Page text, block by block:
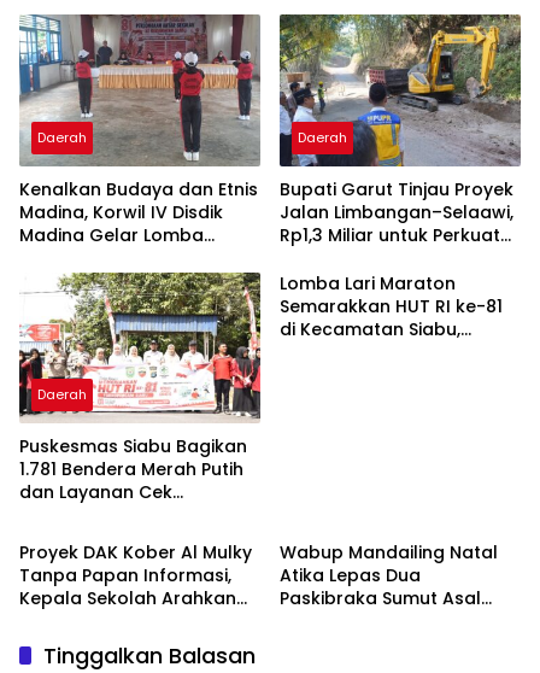
Daerah
Kenalkan Budaya dan Etnis
Madina, Korwil IV Disdik
Madina Gelar Lomba
Daerah
Bupati Garut Tinjau Proyek
Jalan Limbangan–Selaawi,
Rp1,3 Miliar untuk Perkuat
Daerah
Puskesmas Siabu Bagikan
1.781 Bendera Merah Putih
dan Layanan Cek
Lomba Lari Maraton
Semarakkan HUT RI ke-81
di Kecamatan Siabu,
Garut
Proyek DAK Kober Al Mulky
Tanpa Papan Informasi,
Kepala Sekolah Arahkan
Wabup Mandailing Natal
Atika Lepas Dua
Paskibraka Sumut Asal
Tinggalkan Balasan